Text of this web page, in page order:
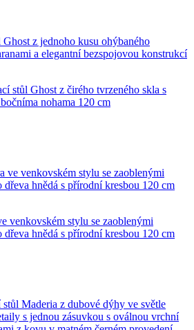
stůl Ghost z čirého tvrzeného skla s
nohama 120 cm
venkovském stylu se zaoblenými
dřeva hnědá s přírodní kresbou 120 cm